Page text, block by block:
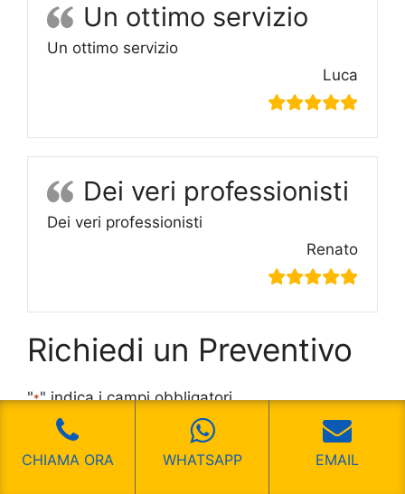
Un ottimo servizio
Un ottimo servizio
Luca
Dei veri professionisti
Dei veri professionisti
Renato
Richiedi un Preventivo
"*" indica i campi obbligatori
Nome *
CHIAMA ORA WHATSAPP EMAIL